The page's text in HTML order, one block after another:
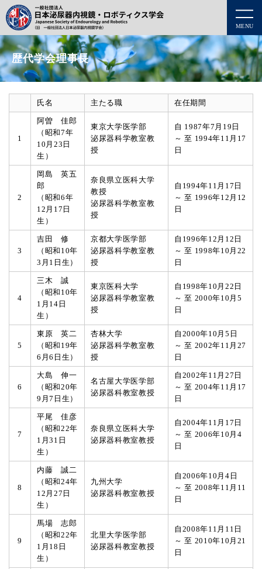
MENU
歴代学会理事長
氏名 主たる職 在任期間
1
阿曽 佳郎
（昭和7年
10月23日
生）
東京大学医学部
泌尿器科学教室教
授
自 1987年7月19日
～ 至 1994年11月17
日
2
岡島 英五
郎
（昭和6年
12月17日
生）
奈良県立医科大学
教授
泌尿器科学教室教
授
自1994年11月17日
～ 至 1996年12月12
日
3
吉田 修
（昭和10年
3月1日生）
京都大学医学部
泌尿器科学教室教
授
自1996年12月12日
～ 至 1998年10月22
日
4
三木 誠
（昭和10年
1月14日
生）
東京医科大学
泌尿器科学教室教
授
自1998年10月22日
～ 至 2000年10月5
日
5
東原 英二
（昭和19年
6月6日生）
杏林大学
泌尿器科学教室教
授
自2000年10月5日
～ 至 2002年11月27
日
6
大島 伸一
（昭和20年
9月7日生）
名古屋大学医学部
泌尿器科教室教授
自2002年11月27日
～ 至 2004年11月17
日
7
平尾 佳彦
（昭和22年
1月31日
生）
奈良県立医科大学
泌尿器科教室教授
自2004年11月17日
～ 至 2006年10月4
日
8
内藤 誠二
（昭和24年
12月27日
生）
九州大学
泌尿器科教室教授
自2006年10月4日
～ 至 2008年11月11
日
9
馬場 志郎
（昭和22年
1月18日
生）
北里大学医学部
泌尿器科教室教授
自2008年11月11日
～ 至 2010年10月21
日